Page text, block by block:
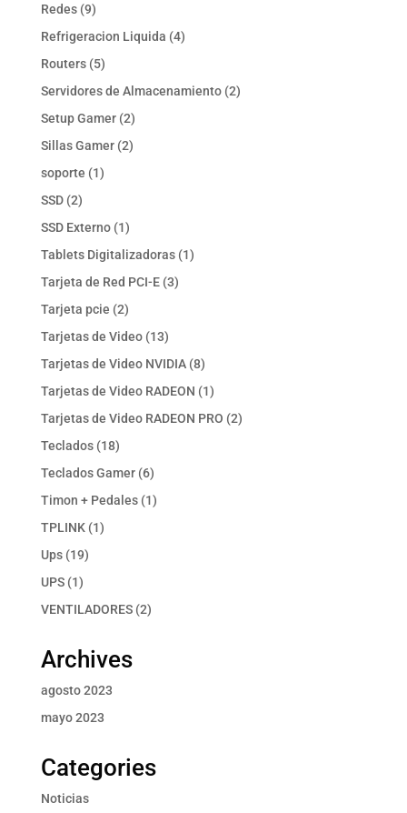
Redes 99
productos
Refrigeracion Liquida 44
Routers 55
productos
Servidores de Almacenamiento 22
Setup Gamer 22
productos
Sillas Gamer 22
soporte 11
SSD 22
productos
SSD Externo 11
producto
Tablets Digitalizadoras 11
Tarjeta de Red PCI-E 33
Tarjeta pcie 22
productos
Tarjetas de Video 1313
productos
Tarjetas de Video NVIDIA 88
productos
Tarjetas de Video RADEON 11
producto
Tarjetas de Video RADEON PRO 22
Teclados 1818
productos
Teclados Gamer 66
productos
Timon + Pedales 11
TPLINK 11
Ups 1919
UPS 11
producto
VENTILADORES 22
Archives
agosto 2023
mayo 2023
Categories
Noticias